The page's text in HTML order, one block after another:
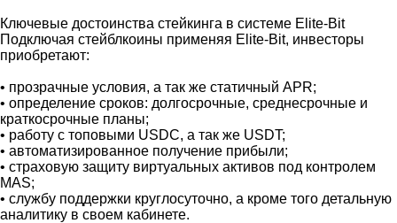
Ключевые достоинства стейкинга в системе Elite-Bit
Подключая стейблкоины применяя Elite-Bit, инвесторы
приобретают:
• прозрачные условия, а так же статичный APR;
• определение сроков: долгосрочные, среднесрочные и
краткосрочные планы;
• работу с топовыми USDC, а так же USDT;
• автоматизированное получение прибыли;
• страховую защиту виртуальных активов под контролем
MAS;
• службу поддержки круглосуточно, а кроме того детальную
аналитику в своем кабинете.